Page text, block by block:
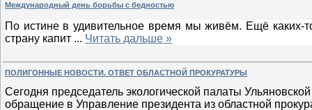
Международный день борьбы с бедностью
По истине в удивительное время мы живём. Ещё
страну капит ... Читать дальше »
ПОЛИГОННЫЕ НОВОСТИ. ОТВЕТ ОБЛАСТНОЙ ПРОКУРАТУРЫ
Сегодня председатель экологической палаты
обращение в Управление президента из областной